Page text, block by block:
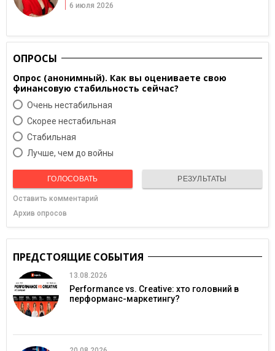
6 июля 2026
ОПРОСЫ
Опрос (анонимный). Как вы оцениваете свою
финансовую стабильность сейчас?
Очень нестабильная
Скорее нестабильная
Cтабильная
Лучше, чем до войны
ГОЛОСОВАТЬ РЕЗУЛЬТАТЫ
Оставить комментарий
Архив опросов
ПРЕДСТОЯЩИЕ СОБЫТИЯ
13.08.2026
Performance vs. Creative: хто головний в
перформанс-маркетингу?